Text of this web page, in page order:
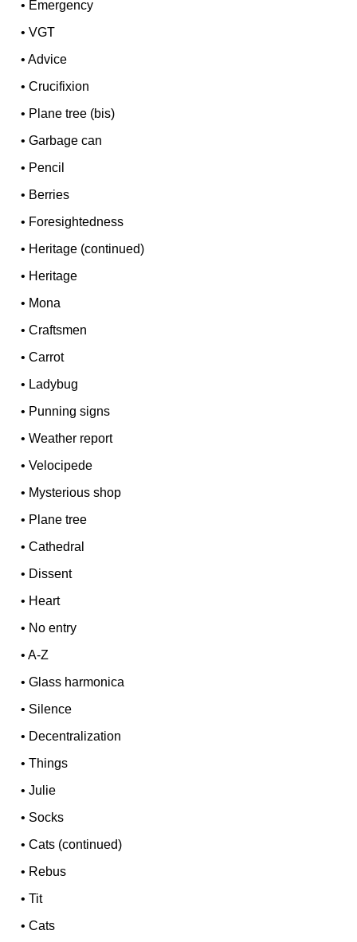
• Emergency
•VGT
•Advice
•Crucifixion
• Plane tree (bis)
•Garbage can
• Pencil
• Berries
• Foresightedness
• Heritage (continued)
• Heritage
• Mona
•Craftsmen
•Carrot
• Ladybug
• Punning signs
•Weather report
•Velocipede
• Mysterious shop
• Plane tree
•Cathedral
• Dissent
• Heart
• No entry
•A-Z
•Glass harmonica
• Silence
• Decentralization
•Things
•Julie
• Socks
•Cats (continued)
• Rebus
•Tit
•Cats